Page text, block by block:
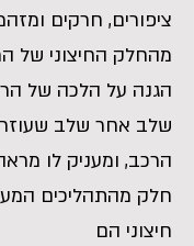
ציפורים, חרקים
מהחלק החיצוני של
הגנה על הלכה של
שלב אחר שלב
הרכב, ומעניק לו
חלק מהתהליכים
חיצוני הם